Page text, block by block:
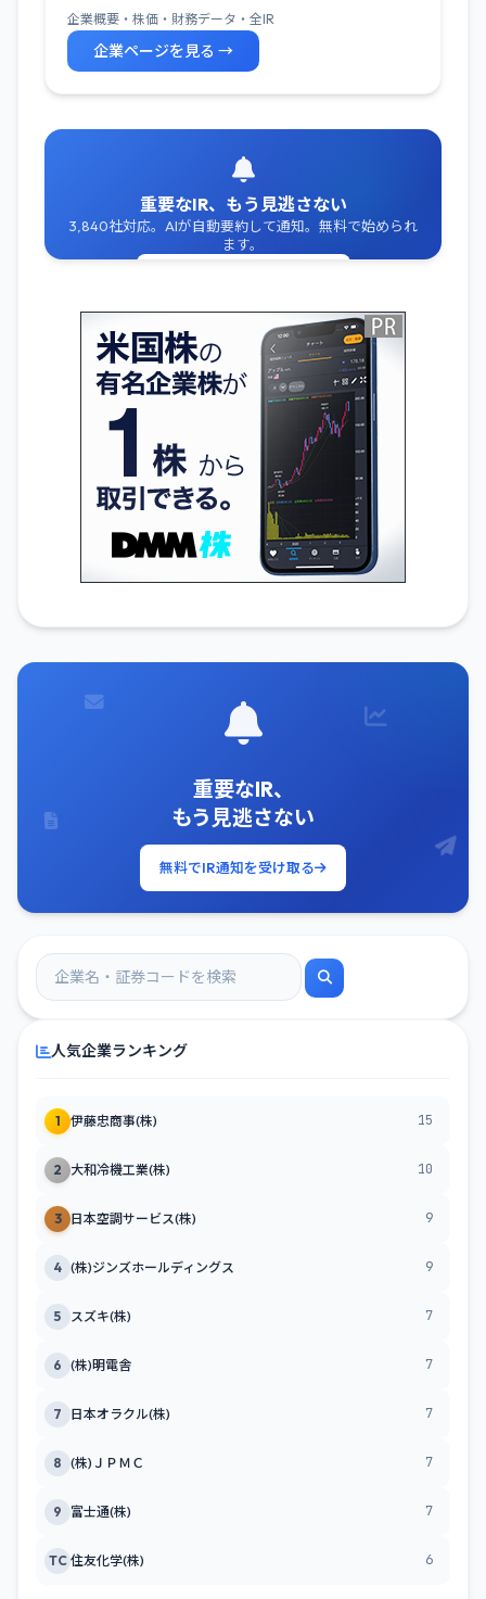
企業概要・株価・財務データ・全IR
企業ページを見る →
重要なIR、もう見逃さない
3,840社対応。AIが自動要約して通知。無料で始められ
ます。
重要なIR、
もう見逃さない
無料でIR通知を受け取る
人気企業ランキング
1 伊藤忠商事(株) 15
2 大和冷機工業(株) 10
3 日本空調サービス(株) 9
4 (株)ジンズホールディングス 9
5 スズキ(株) 7
6 (株)明電舎 7
7 日本オラクル(株) 7
8 (株)ＪＰＭＣ 7
9 富士通(株) 7
TC 住友化学(株) 6